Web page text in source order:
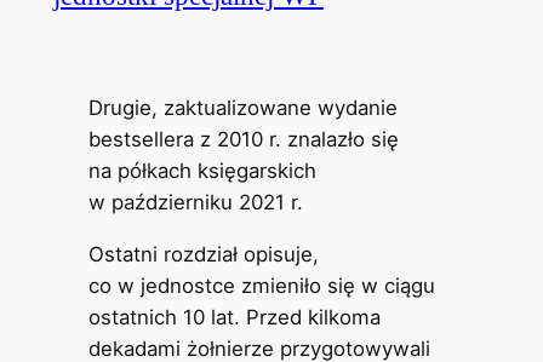
Drugie, zaktualizowane wydanie
bestsellera z 2010 r. znalazło się
na półkach księgarskich
w październiku 2021 r.
Ostatni rozdział opisuje,
co w jednostce zmieniło się w ciągu
ostatnich 10 lat. Przed kilkoma
dekadami żołnierze przygotowywali